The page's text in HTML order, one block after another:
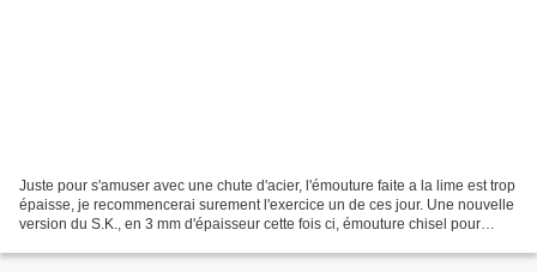
Juste pour s'amuser avec une chute d'acier, l'émouture faite a la lime est trop
épaisse, je recommencerai surement l'exercice un de ces jour. Une nouvelle
version du S.K., en 3 mm d'épaisseur cette fois ci, émouture chisel pour